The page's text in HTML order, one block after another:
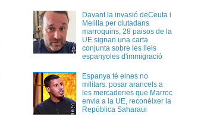
Davant la invasió deCeuta i
Melilla per ciutadans
marroquins, 28 paisos de la
UE signan una carta
conjunta sobre les lleis
espanyoles d'immigració
Espanya té eines no
militars: posar arancels a
les mercaderies que Marroc
envia a la UE, reconèixer la
República Saharaui